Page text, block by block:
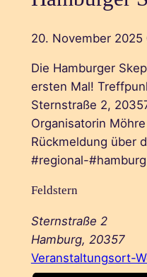
20. November 2025
Die Hamburger
ersten Mal!
Sternstraße 2,
Organisatorin
Rückmeldung über
#regional-
Feldstern
Sternstraße 2
Hamburg, 20357
Veranstaltungsort-